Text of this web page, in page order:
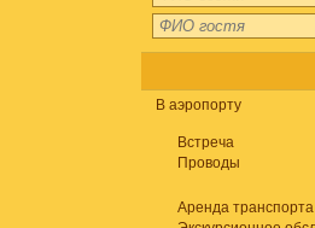
В аэропорту
Встреча
Проводы
Аренда транспорта